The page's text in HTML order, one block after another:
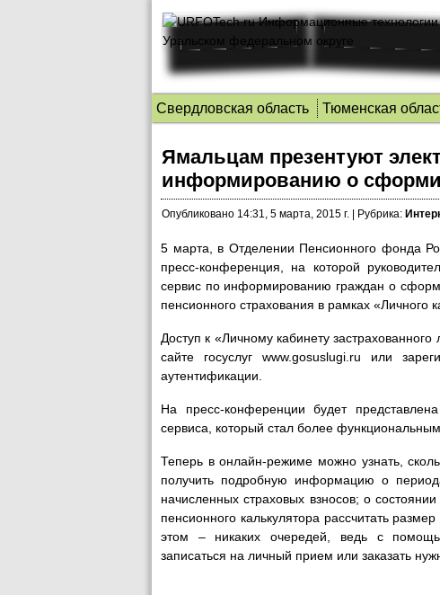
Свердловская область Тюменская
Ямальцам презентуют
информированию о
Опубликовано 14:31, 5 марта, 2015 г. Рубрика:
5 марта, в Отделении Пенсионного фонда
пресс-конференция, на которой
сервис по информированию граждан о
пенсионного страхования в рамках «Личного
Доступ к «Личному кабинету
сайте госуслуг www.gosuslugi.ru или
аутентификации.
На пресс-конференции будет
сервиса, который стал более
Теперь в онлайн-режиме можно узнать,
получить подробную информацию о
начисленных страховых взносов; о
пенсионного калькулятора рассчитать
этом – никаких очередей, ведь с
записаться на личный прием или заказать